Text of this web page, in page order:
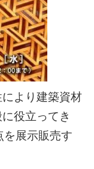
より建築資材
役立ってき
を展示販売す